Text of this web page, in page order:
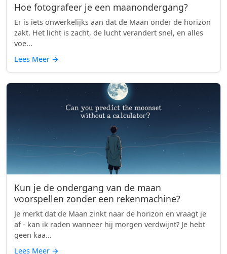
Hoe fotografeer je een maanondergang?
Er is iets onwerkelijks aan dat de Maan onder de horizon
zakt. Het licht is zacht, de lucht verandert snel, en alles
voe...
Lees Meer →
Kun je de ondergang van de maan
voorspellen zonder een rekenmachine?
Je merkt dat de Maan zinkt naar de horizon en vraagt je
af - kan ik raden wanneer hij morgen verdwijnt? Je hebt
geen kaa...
Lees Meer →